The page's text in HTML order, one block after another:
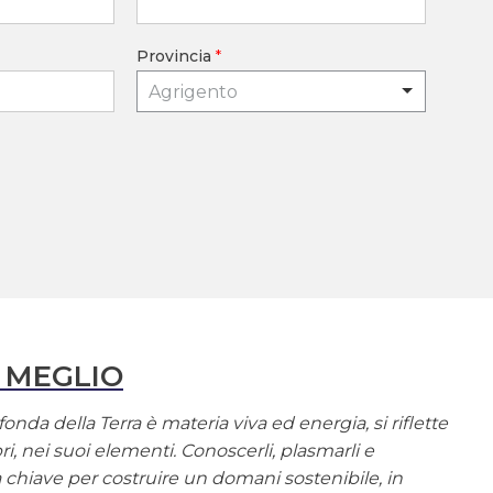
Provincia*
Agrigento
della Terra è materia viva ed energia, si riflette
nei suoi elementi. Conoscerli, plasmarli e
chiave per costruire un domani sostenibile, in